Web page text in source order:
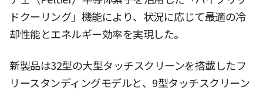
ドクーリング」機能により、状況に応じて最適の冷
却性能とエネルギー効率を実現した。
新製品は32型の大型タッチスクリーンを搭載したフ
リースタンディングモデルと、9型タッチスクリーン